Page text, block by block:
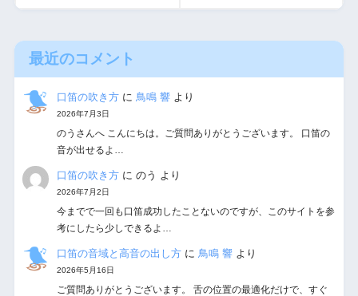
最近のコメント
口笛の吹き方 に 鳥鳴 響 より
2026年7月3日
のうさんへ こんにちは。ご質問ありがとうございます。 口笛の
音が出せるよ…
口笛の吹き方 にのう より
2026年7月2日
今までで一回も口笛成功したことないのですが、このサイトを参
考にしたら少しできるよ…
口笛の音域と高音の出し方 に鳥鳴 響 より
2026年5月16日
ご質問ありがとうございます。 舌の位置の最適化だけで、すぐ